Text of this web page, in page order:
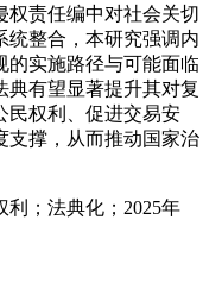
权责任编中对社会关切
统整合，本研究强调内
的实施路径与可能面临
典有望显著提升其对复
民权利、促进交易安
支撑，从而推动国家治
利；法典化；2025年